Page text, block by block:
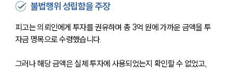
불법행위 성립함을 주장
피고는 의뢰인에게 투자를 권유하며 총 3억 원에 가까운 금액을 투
자금 명목으로 수령했습니다.
그러나 해당 금액은 실제 투자에 사용되었는지 확인할 수 없었고,